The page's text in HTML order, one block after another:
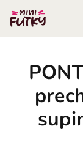
obsah